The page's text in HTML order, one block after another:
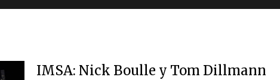
IMSA: Nick Boulle y Tom Dillmann